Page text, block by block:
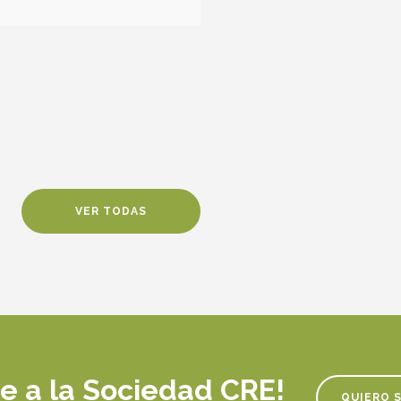
VER TODAS
a la Sociedad CRE! QUIERO